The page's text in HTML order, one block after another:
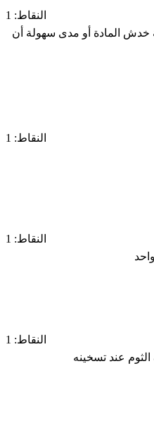
النقاط: 1
المادة أو مدى سهولة أن
النقاط: 1
النقاط: 1
النقاط: 1
عند تسخينه